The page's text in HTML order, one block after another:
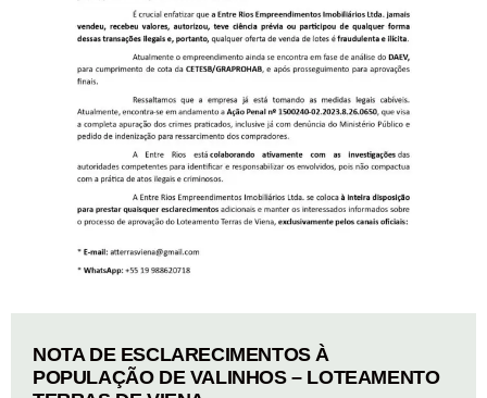
NOTA DE ESCLARECIMENTOS À
POPULAÇÃO DE VALINHOS – LOTEAMENTO